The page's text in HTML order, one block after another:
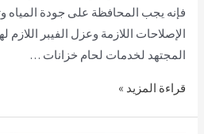
فإنه يجب المحافظة على جودة المياه
الإصلاحات اللازمة وعزل الفيبر
المجتهد لخدمات لحام خزانات …
قراءة المزيد »